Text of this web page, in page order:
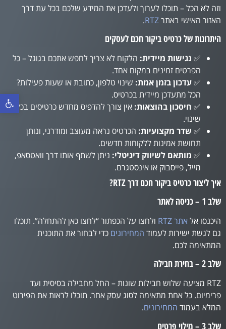
וזה לא הכל – תוכלו לערוך ולעדכן את המידע שלכם בכל עת דרך
האזור האישי באתרRTZ
.
היתרונות של כרטיס ביקור חכם לעסקים
✅ נגישות מיידית: הלקוח לא צריך לחפש אתכם בגוגל – כל
הפרטים זמינים במקום אחד.
✅עדכון בזמן אמת: שינוי טלפון, כתובת או שעות פעילות?
הכל מתעדכן מיידית בכרטיס.
✅ חיסכון בהוצאות: אין צורך להדפיס מחדש כרטיסים בכל
שינוי.
✅ שדר מקצועיות: הכרטיס נראה מעוצב ומודרני, ונותן
תחושת אמינות ללקוחות חדשים.
✅ מותאם לשיווק דיגיטלי: ניתן לשתף אותו דרך וואטסאפ,
מייל, פייסבוק או אינסטגרם.
איך ליצור כרטיס ביקור חכם דרך RTZ?
שלב 1 – כניסה לאתר
היכנסו אלאתר RTZ
ולחצו על הכפתור “לחצו כאן להתחלה”. תוכלו
גם לגשת ישירות לעמוד המחירונים כדי לבחור את התוכנית
המתאימה לכם.
שלב 2 – בחירת חבילה
RTZ מציעה שלוש חבילות שונות – החל מחבילה בסיסית ועד
פרימיום. כל אחת מתאימה לסוג עסק אחר. תוכלו לראות את הפירוט
המלא בעמוד המחירונים.
שלב 3 – מילוי פרטים
פתח